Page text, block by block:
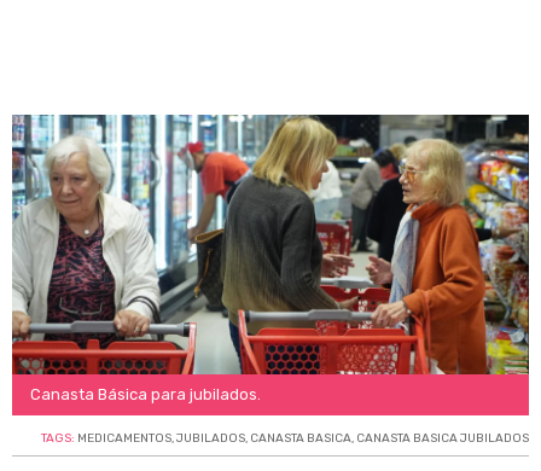
Canasta Básica para jubilados.
TAGS: MEDICAMENTOS,JUBILADOS, CANASTA BASICA, CANASTA BASICA JUBILADOS